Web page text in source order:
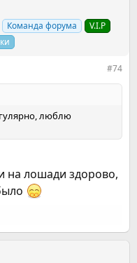
Команда форума
V.I.P
#74
люблю
на лошади здорово,